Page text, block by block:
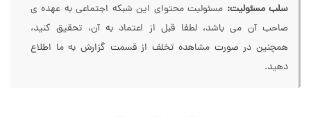
سلب مسئولیت: مسئولیت محتوای این شبکه اجتماعی به عهده ی
صاحب آن می باشد، لطفا قبل از اعتماد به آن، تحقیق کنید،
همچنین در صورت مشاهده تخلف از قسمت گزارش به ما اطلاع
دهید.